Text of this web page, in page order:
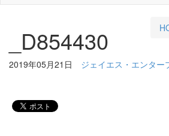
_D854430
2019年05月21日 ジェイエス・エンター